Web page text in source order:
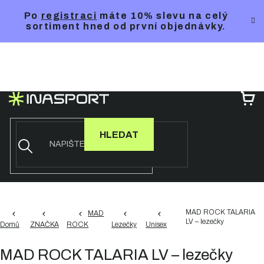
Po registraci máte 10% slevu na celý
sortiment hned od první objednávky.
HLEDAT
Domů ZNAČKA
MAD
ROCK
Lezečky Unisex
MAD ROCK TALARIA
LV – lezečky
MAD ROCK TALARIA LV – lezečky